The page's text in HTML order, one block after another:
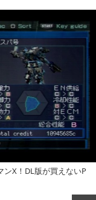
X！DL版が買えないP